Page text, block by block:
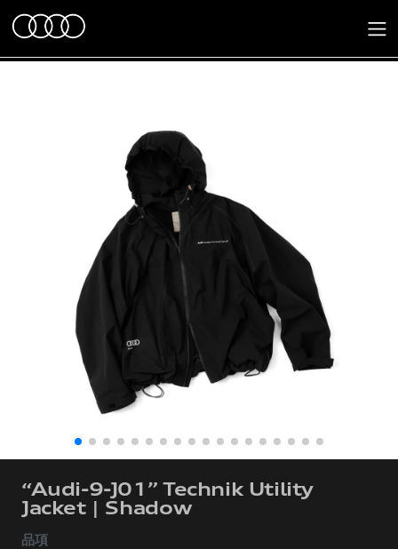
“Audi-9-J01” Technik Utility
Jacket | Shadow
品項